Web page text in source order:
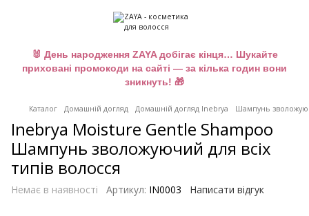
🐰 День народження ZAYA добігає кінця… Шукайте
приховані промокоди на сайті — за кілька годин вони
зникнуть! 🎁
Каталог Домашній догляд Домашній догляд Inebrya Шампунь
Inebrya Moisture Gentle Shampoo
Шампунь зволожуючий для всіх
типів волосся
Немає в наявності Артикул: IN0003 Написати відгук